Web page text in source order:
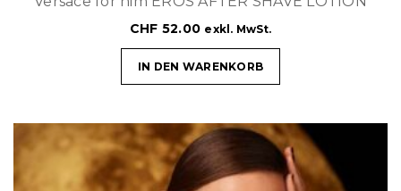
CHF 52.00 exkl. MwSt.
IN DEN WARENKORB